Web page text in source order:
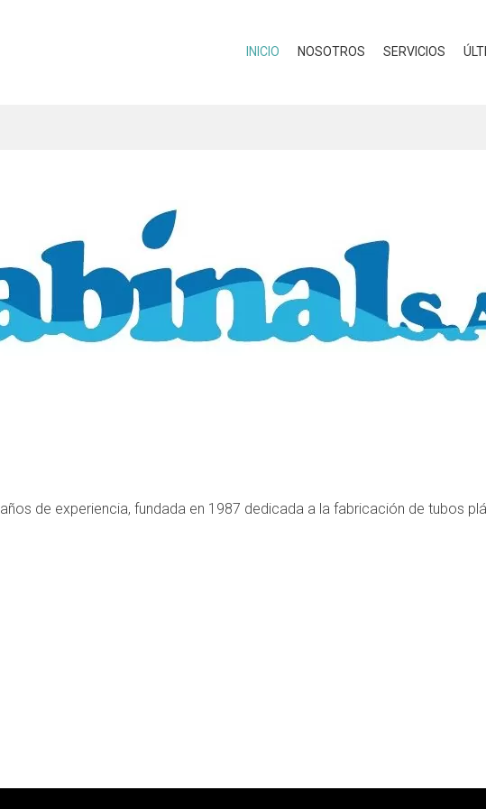
INICIO NOSOTROS SERVICIOS
de experiencia, fundada en 1987 dedicada a la fabricación de tubos